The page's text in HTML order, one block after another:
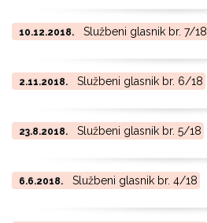
10.12.2018. Službeni glasnik br. 7/18
2.11.2018. Službeni glasnik br. 6/18
23.8.2018. Službeni glasnik br. 5/18
6.6.2018. Službeni glasnik br. 4/18